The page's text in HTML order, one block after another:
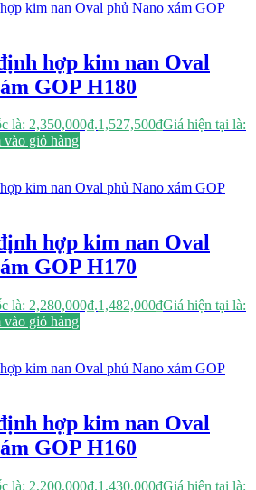
hợp kim nan Oval
GOP H180
là: 2,350,000₫.1,527,500₫Giá hiện tại là:
vào giỏ hàng
hợp kim nan Oval
GOP H170
là: 2,280,000₫.1,482,000₫Giá hiện tại là:
vào giỏ hàng
hợp kim nan Oval
GOP H160
là: 2,200,000₫.1,430,000₫Giá hiện tại là: